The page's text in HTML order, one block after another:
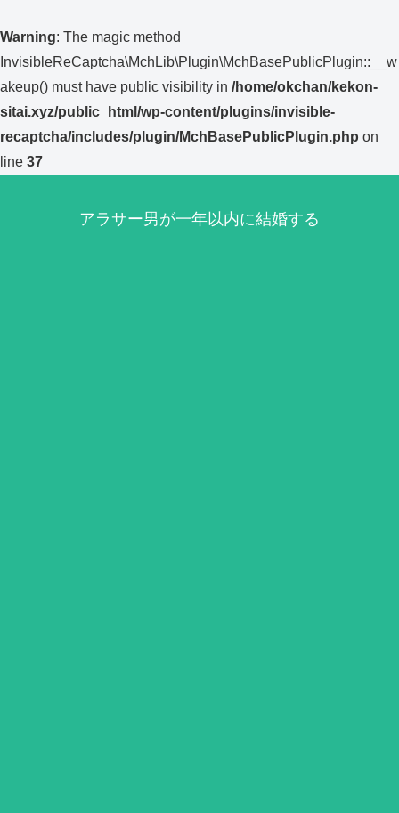
Warning: The magic method
InvisibleReCaptcha\MchLib\Plugin\MchBasePublicPlugin::__w
akeup() must have public visibility in /home/okchan/kekon-
sitai.xyz/public_html/wp-content/plugins/invisible-
recaptcha/includes/plugin/MchBasePublicPlugin.php on
line 37
アラサー男が一年以内に結婚する